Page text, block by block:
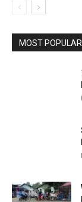
MOST POPULAR